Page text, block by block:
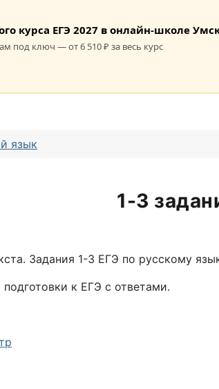
курса ЕГЭ 2027 в онлайн-школе
под ключ — от 6 510 ₽ за весь курс
язык
1-3
Задания 1-3 ЕГЭ по русскому
к ЕГЭ с ответами.